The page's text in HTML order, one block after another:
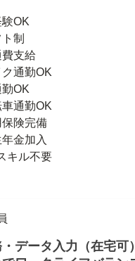
OK
制
支給
通勤OK
OK
車通勤OK
保険完備
年金加入
キル不要
データ入力（在宅